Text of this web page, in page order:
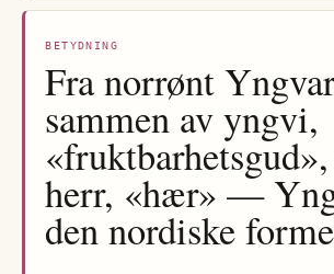
BETYDNING
Fra norrønt
sammen av yngvi,
herr, «hær» —
den nordiske